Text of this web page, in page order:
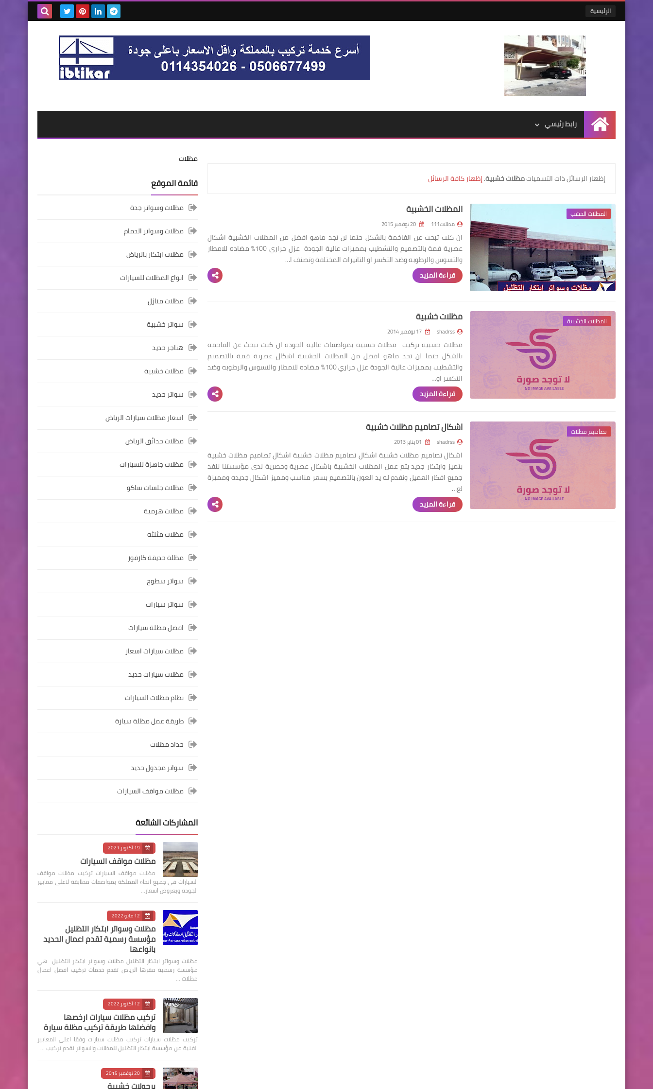
الرئيسية
الرئيسية
رابط رئيسي
‏إظهار الرسائل ذات التسمياتمظلات خشبية.إظهار كافة الرسائل
المظلات الخشب المظلات الخشبية
مظلات111
ان كنت تبحث عن الفاخمة بالشكل حتما لن تجد ماهو افضل من المظلات الخشبية اشكال
عصرية قمة بالتصميم والتشطيب بمميزات عالية الجودة عزل حراري 100% مضاده للامطار
والتسوس والرطوبه وضد التكسر او التاثيرات المختلفة وتصنف ا…
قراءة المزيد
المظلات الخشبية مظلات خشبية
shadrss
مظلات خشبية تركيب مظلات خشبية بمواصفات عالية الجودة ان كنت تبحث عن الفاخمة
بالشكل حتما لن تجد ماهو افضل من المظلات الخشبية اشكال عصرية قمة بالتصميم
والتشطيب بمميزات عالية الجودة عزل حراري 100% مضاده للامطار والتسوس والرطوبه وضد
التكسر او…
قراءة المزيد
تصاميم مظلات اشكال تصاميم مظلات خشبية
shadrss
اشكال تصاميم مظلات خشبية اشكال تصاميم مظلات خشبية اشكال تصاميم مظلات خشبية
بتميز وابتكار جديد يتم عمل المظلات الخشبية باشكال عصرية وحصرية لدى مؤسستنا ننفذ
جميع افكار العميل ونقدم له يد العون بالتصميم بسعر مناسب ومميز اشكال جديده ومميزة
لع…
قراءة المزيد
مظلات
قائمة الموقع
مظلات وسواتر جدة
مظلات وسواتر الدمام
مظلات ابتكار بالرياض
انواع المظلات للسيارات
مظلات منازل
سواتر خشبية
هناجر حديد
مظلات خشبية
سواتر حديد
اسعار مظلات سيارات الرياض
مظلات حدائق الرياض
مظلات جاهزة للسيارات
مظلات جلسات ساكو
مظلات هرمية
مظلات مثلثه
مظلة حديقة كارفور
سواتر سطوح
سواتر سيارات
افضل مظلة سيارات
مظلات سيارات اسعار
مظلات سيارات حديد
نظام مظلات السيارات
طريقة عمل مظلة سيارة
حداد مظلات
سواتر مجدول حديد
مظلات مواقف السيارات
المشاركات الشائعة
19 أكتوبر 2021
مظلات مواقف السيارات
مظلات مواقف السيارات تركيب مظلات مواقف
السيارات في جميع انحاء المملكة بمواصفات مطابقة لاعلى معايير
الجودة وبعروض اسعار…
12 مايو 2022
مظلات وسواتر ابتكار التظليل
مؤسسة رسمية تقدم اعمال الحديد
بانواعها
مظلات وسواتر ابتكار التظليل مظلات وسواتر ابتكار التظليل هي
مؤسسة رسمية مقرها الرياض تقدم خدمات تركيب افضل اعمال
مظلات …
12 أكتوبر 2022
تركيب مظلات سيارات ارخصها
وافضلها طريقة تركيب مظلة سيارة
‏تركيب مظلات سيارات تركيب مظلات سيارات وفقا اعلى المعايير
الفنية من مؤسسة ابتكار التظليل للمظلات والسواتر نقدم تركيب …
20 نوفمبر 2015